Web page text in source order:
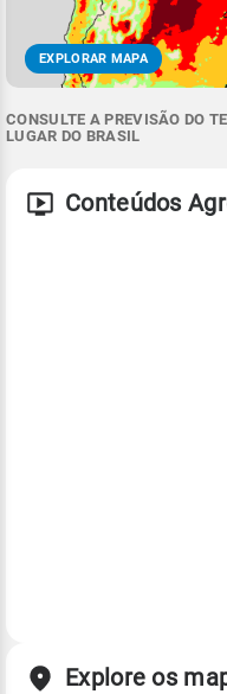
EXPLORAR MAPA
CONSULTE A PREVISÃO DO
LUGAR DO BRASIL
Conteúdos
Explore os